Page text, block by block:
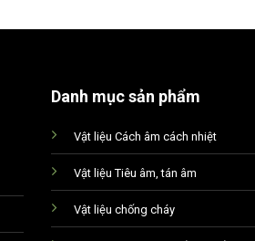
Danh mục sản phẩm
Vật liệu Cách âm cách nhiệt
Vật liệu Tiêu âm, tán âm
Vật liệu chống cháy